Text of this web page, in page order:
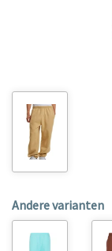
Andere varianten